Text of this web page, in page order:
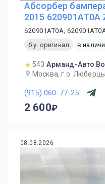
Абсорбер
2015 620901AT0A
620901AT0A,
б.у. оригинал
в
543 Арманд-Авто
Москва, г.о.
(915) 060-77-25
2 600
08.08.2026